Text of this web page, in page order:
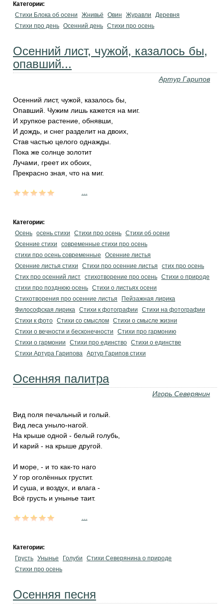
Категории:
Стихи Блока об осени
Жнивьё Овин Журавли
Деревня
Стихи про день Осенний день Стихи про осень
Осенний лист, чужой, казалось бы,
опавший...
Артур Гарипов
Осенний лист, чужой, казалось бы,
Опавший. Чужим лишь кажется на миг.
И хрупкое растение, обнявши,
И дождь, и снег разделит на двоих,
Став частью целого однажды.
Пока же солнце золотит
Лучами, греет их обоих,
Прекрасно зная, что на миг.
Категории:
Осень осень стихи Стихи про осень Стихи об осени
Осенние стихи
современные стихи про осень
стихи про осень современные
Осенние листья
Осенние листья стихи
Стихи про осенние листья
стих про осень
Стих про осенний лист стихотворение про осень Стихи о природе
стихи про позднюю осень Стихи о листьях осени
Стихотворения про осенние листья
Пейзажная лирика
Философская лирика Стихи к фотографии
Стихи на фотографии
Стихи к фото Стихи со смыслом Стихи о смысле жизни
Стихи о вечности и бесконечности
Стихи про гармонию
Стихи о гармонии
Стихи про единство Стихи о единстве
Стихи Артура Гарипова Артур Гарипов стихи
Осенняя палитра
Игорь Северянин
Вид поля печальный и голый.
Вид леса уныло-нагой.
На крыше одной - белый голубь,
И карий - на крыше другой.
И море, - и то как-то наго
У гор оголённых грустит.
И суша, и воздух, и влага -
Всё грусть и унынье таит.
Категории:
Грусть Унынье Голуби
Стихи Северянина о природе
Стихи про осень
Осенняя песня